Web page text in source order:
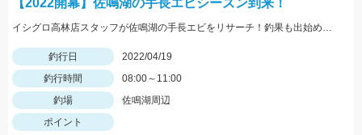
【2022開幕】佐鳴湖の手長エビシーズン到来！
イシグロ高林店スタッフが佐鳴湖の手長エビをリサーチ！釣果も出始めています！GWにもオススメのターゲットです！
釣行日
2022/04/19
釣行時間
08:00～11:00
釣場
佐鳴湖周辺
ポイント